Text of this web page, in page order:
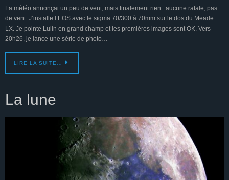
La météo annonçai un peu de vent, mais finalement rien : aucune rafale, pas
de vent. J’installe l’EOS avec le sigma 70/300 à 70mm sur le dos du Meade
LX. Je pointe Lulin en grand champ et les premières images sont OK. Vers
20h26, je lance une série de photo…
LIRE LA SUITE…
La lune